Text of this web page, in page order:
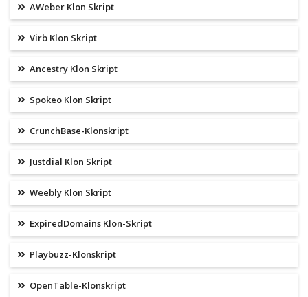
AWeber Klon Skript
Virb Klon Skript
Ancestry Klon Skript
Spokeo Klon Skript
CrunchBase-Klonskript
Justdial Klon Skript
Weebly Klon Skript
ExpiredDomains Klon-Skript
Playbuzz-Klonskript
OpenTable-Klonskript